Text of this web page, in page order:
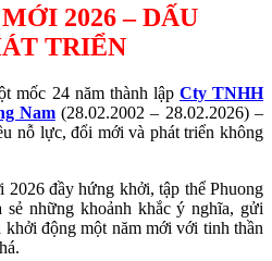
2026 – DẤU
TRIỂN
mốc 24 năm thành lập Cty TNHH
Nam(28.02.2002 – 28.02.2026) –
nỗ lực, đổi mới và phát triển không
đầy hứng khởi, tập thể Phuong
sẻ những khoảnh khắc ý nghĩa, gửi
động một năm mới với tinh thần